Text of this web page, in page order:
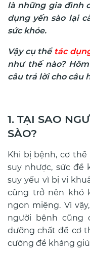
là những gia đình
dụng yến sào lại
sức khỏe.
Vậy cụ thểtác
như thế nào?
câu trả lời cho câu
1. TẠI SAO
SÀO?
Khi bị bệnh, cơ
suy nhược, sức đề
suy yếu vì bị vi
cũng trở nên khó
ngon miệng. Vì
người bệnh cũng
dưỡng chất để cơ
cường đề kháng